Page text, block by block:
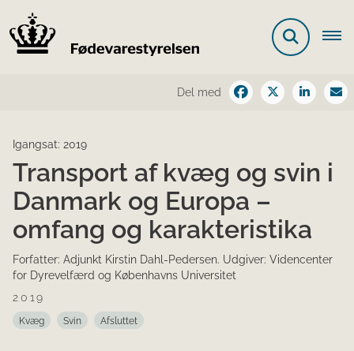
Del med
Igangsat: 2019
Transport af kvæg og svin i
Danmark og Europa –
omfang og karakteristika
Forfatter: Adjunkt Kirstin Dahl-Pedersen. Udgiver: Videncenter
for Dyrevelfærd og Københavns Universitet
2019
Kvæg Svin Afsluttet